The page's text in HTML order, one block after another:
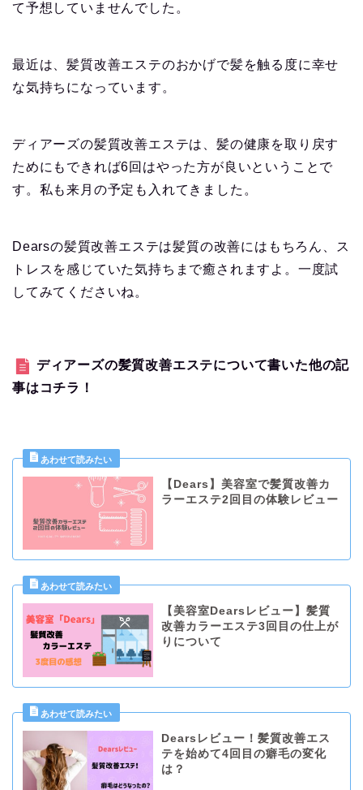
て予想していませんでした。
最近は、髪質改善エステのおかげで髪を触る度に幸せ
な気持ちになっています。
ディアーズの髪質改善エステは、髪の健康を取り戻す
ためにもできれば6回はやった方が良いということで
す。私も来月の予定も入れてきました。
Dearsの髪質改善エステは髪質の改善にはもちろん、ス
トレスを感じていた気持ちまで癒されますよ。一度試
してみてくださいね。
ディアーズの髪質改善エステについて書いた他の記
事はコチラ！
【Dears】美容室で髪質改善カ
ラーエステ2回目の体験レビュー
【美容室Dearsレビュー】髪質
改善カラーエステ3回目の仕上が
りについて
Dearsレビュー！髪質改善エス
テを始めて4回目の癖毛の変化
は？